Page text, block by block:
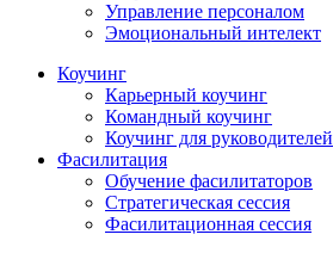
Управление персоналом
Эмоциональный интелект
Коучинг
Карьерный коучинг
Командный коучинг
Коучинг для руководителей
Фасилитация
Обучение фасилитаторов
Стратегическая сессия
Фасилитационная сессия